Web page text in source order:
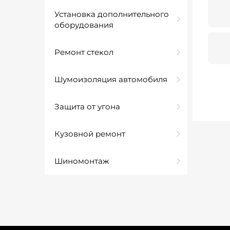
Установка дополнительного
оборудования
Ремонт стекол
Шумоизоляция автомобиля
Защита от угона
Кузовной ремонт
Шиномонтаж